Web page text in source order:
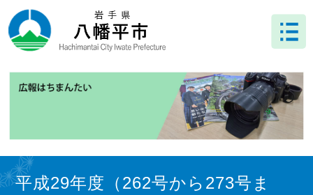
ー
ジ
ニ
ュ
文 平成29年度（262号から273号ま